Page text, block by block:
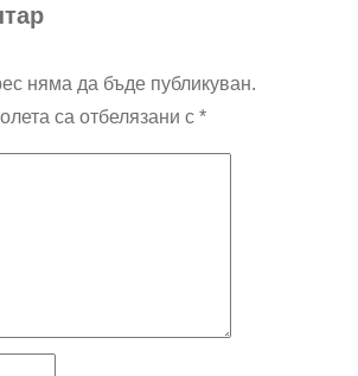
няма да бъде публикуван.
са отбелязани с *